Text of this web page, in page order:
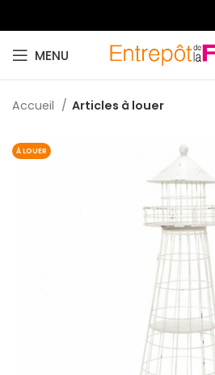
MENU
Accueil Articles à louer
À LOUER